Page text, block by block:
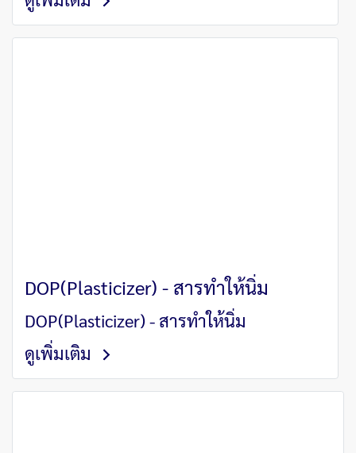
DOP(Plasticizer) - สารทำให้นิ่ม
DOP(Plasticizer) - สารทำให้นิ่ม
ดูเพิ่มเติม